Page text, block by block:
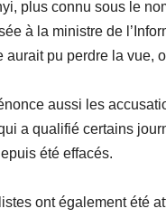
plus connu sous le
à la ministre de
pu perdre la vue,
aussi les
a qualifié certains
été effacés.
ont également été